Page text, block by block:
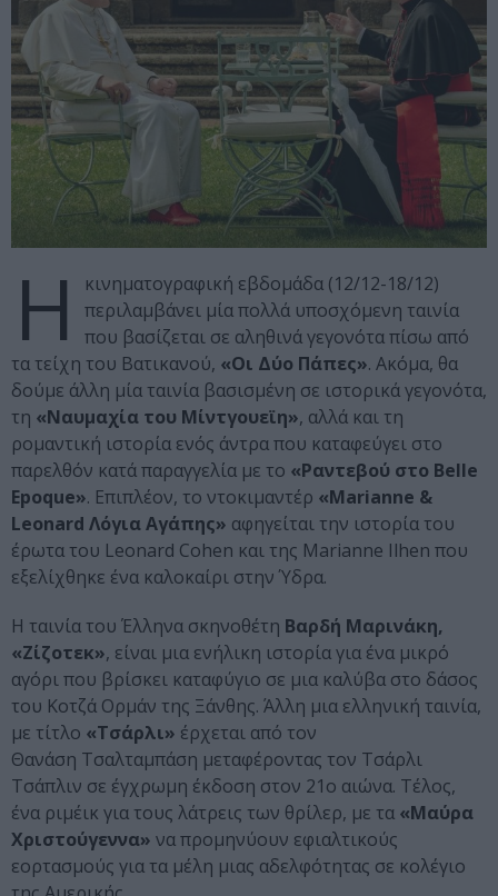
Η
κινηματογραφική εβδομάδα (12/12-18/12)
περιλαμβάνει μία πολλά υποσχόμενη ταινία
που βασίζεται σε αληθινά γεγονότα πίσω από
τα τείχη του Βατικανού, «Οι Δύο Πάπες». Ακόμα, θα
δούμε άλλη μία ταινία βασισμένη σε ιστορικά γεγονότα,
τη «Ναυμαχία του Μίντγουεϊη», αλλά και τη
ρομαντική ιστορία ενός άντρα που καταφεύγει στο
παρελθόν κατά παραγγελία με το «Ραντεβού στο Belle
Epoque». Επιπλέον, το ντοκιμαντέρ «Marianne &
Leonard Λόγια Αγάπης» αφηγείται την ιστορία του
έρωτα του Leonard Cohen και της Marianne Ilhen που
εξελίχθηκε ένα καλοκαίρι στην Ύδρα.
Η ταινία του Έλληνα σκηνοθέτη Βαρδή Μαρινάκη,
«Ζίζοτεκ», είναι μια ενήλικη ιστορία για ένα μικρό
αγόρι που βρίσκει καταφύγιο σε μια καλύβα στο δάσος
του Κοτζά Ορμάν της Ξάνθης. Άλλη μια ελληνική ταινία,
με τίτλο «Τσάρλι» έρχεται από τον
Θανάση Τσαλταμπάση μεταφέροντας τον Τσάρλι
Τσάπλιν σε έγχρωμη έκδοση στον 21ο αιώνα. Τέλος,
ένα ριμέικ για τους λάτρεις των θρίλερ, με τα «Μαύρα
Χριστούγεννα» να προμηνύουν εφιαλτικούς
εορτασμούς για τα μέλη μιας αδελφότητας σε κολέγιο